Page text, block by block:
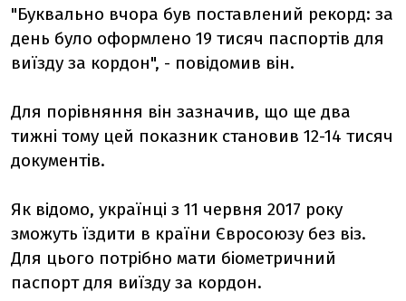
"Буквально вчора був поставлений рекорд: за
день було оформлено 19 тисяч паспортів для
виїзду за кордон", - повідомив він.
Для порівняння він зазначив, що ще два
тижні тому цей показник становив 12-14 тисяч
документів.
Як відомо, українці з 11 червня 2017 року
зможуть їздити в країни Євросоюзу без віз.
Для цього потрібно мати біометричний
паспорт для виїзду за кордон.